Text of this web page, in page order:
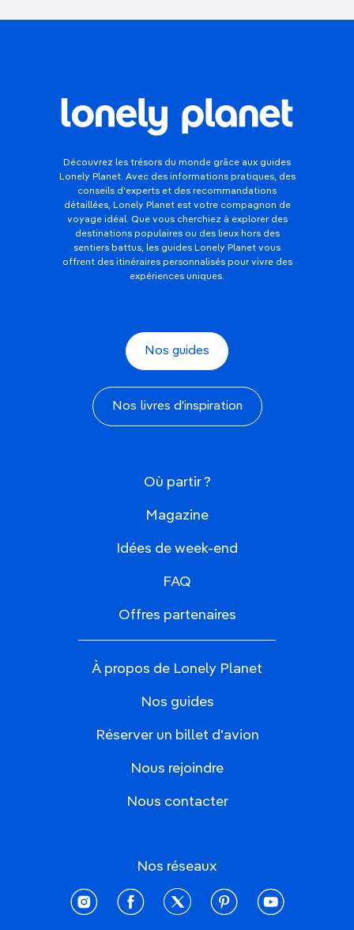
Découvrez les trésors du monde grâce aux guides
Lonely Planet. Avec des informations pratiques, des
conseils d'experts et des recommandations
détaillées, Lonely Planet est votre compagnon de
voyage idéal. Que vous cherchiez à explorer des
destinations populaires ou des lieux hors des
sentiers battus, les guides Lonely Planet vous
offrent des itinéraires personnalisés pour vivre des
expériences uniques.
Nos guides
Nos livres d'inspiration
Où partir ?
Magazine
Idées de week-end
FAQ
Offres partenaires
À propos de Lonely Planet
Nos guides
Réserver un billet d'avion
Nous rejoindre
Nous contacter
Nos réseaux
instagramfacebooktwitter pinterestyoutube